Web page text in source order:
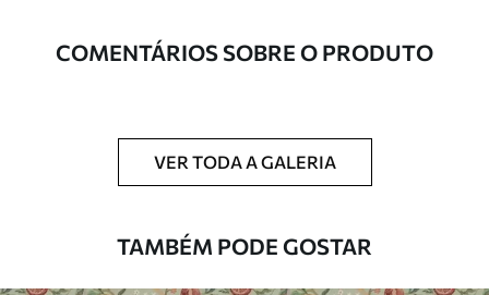
Número do
a01162v2
Acabamento Semibrilhante.
Impresso sob encomenda e entregue em
adicionais
Disponível com revestimento de verniz
e/ou adesivo para papel de parede.
COMENTÁRIOS SOBRE O PRODUTO
VER TODA A GALERIA
TAMBÉM PODE GOSTAR